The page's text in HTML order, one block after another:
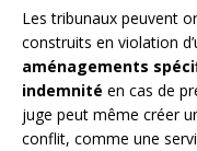
Les tribunaux peuvent
construits en violation
aménagements
indemnité en cas de
juge peut même créer
conflit, comme une